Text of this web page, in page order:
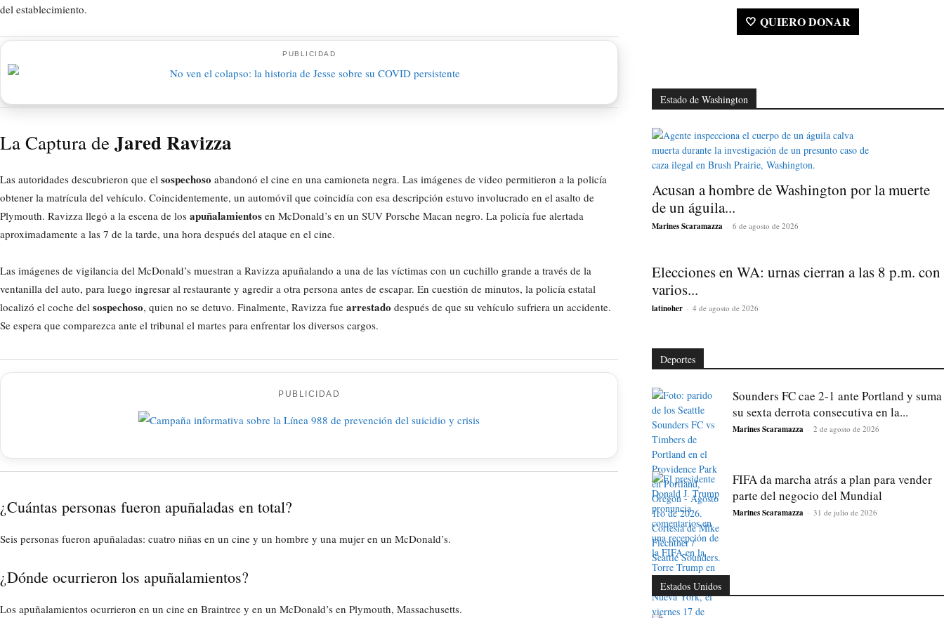
del establecimiento.
PUBLICIDAD
La Captura deJared Ravizza
Las autoridades descubrieron que el sospechoso abandonó el cine en una camioneta negra. Las imágenes de video permitieron a la policía
obtener la matrícula del vehículo. Coincidentemente, un automóvil que coincidía con esa descripción estuvo involucrado en el asalto de
Plymouth. Ravizza llegó a la escena de los apuñalamientos en McDonald’s en un SUV Porsche Macan negro. La policía fue alertada
aproximadamente a las 7 de la tarde, una hora después del ataque en el cine.
Las imágenes de vigilancia del McDonald’s muestran a Ravizza apuñalando a una de las víctimas con un cuchillo grande a través de la
ventanilla del auto, para luego ingresar al restaurante y agredir a otra persona antes de escapar. En cuestión de minutos, la policía estatal
localizó el coche del sospechoso, quien no se detuvo. Finalmente, Ravizza fue arrestado después de que su vehículo sufriera un accidente.
Se espera que comparezca ante el tribunal el martes para enfrentar los diversos cargos.
PUBLICIDAD
¿Cuántas personas fueron apuñaladas en total?
Seis personas fueron apuñaladas: cuatro niñas en un cine y un hombre y una mujer en un McDonald’s.
¿Dónde ocurrieron los apuñalamientos?
Los apuñalamientos ocurrieron en un cine en Braintree y en un McDonald’s en Plymouth, Massachusetts.
🤍 QUIERO DONAR
Estado de Washington
Acusan a hombre de Washington por la muerte
de un águila...
Marines Scaramazza - 6 de agosto de 2026
Elecciones en WA: urnas cierran a las 8 p.m. con
varios...
latinoher - 4 de agosto de 2026
Deportes
Sounders FC cae 2-1 ante Portland y suma
su sexta derrota consecutiva en la...
Marines Scaramazza - 2 de agosto de 2026
FIFA da marcha atrás a plan para vender
parte del negocio del Mundial
Marines Scaramazza - 31 de julio de 2026
Estados Unidos